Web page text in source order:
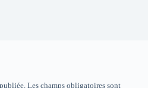
Les champs obligatoires sont